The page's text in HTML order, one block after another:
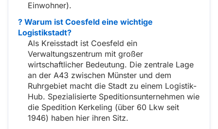
Einwohner).
? Warum ist Coesfeld eine wichtige
Logistikstadt?
Als Kreisstadt ist Coesfeld ein
Verwaltungszentrum mit großer
wirtschaftlicher Bedeutung. Die zentrale Lage
an der A43 zwischen Münster und dem
Ruhrgebiet macht die Stadt zu einem Logistik-
Hub. Spezialisierte Speditionsunternehmen wie
die Spedition Kerkeling (über 60 Lkw seit
1946) haben hier ihren Sitz.